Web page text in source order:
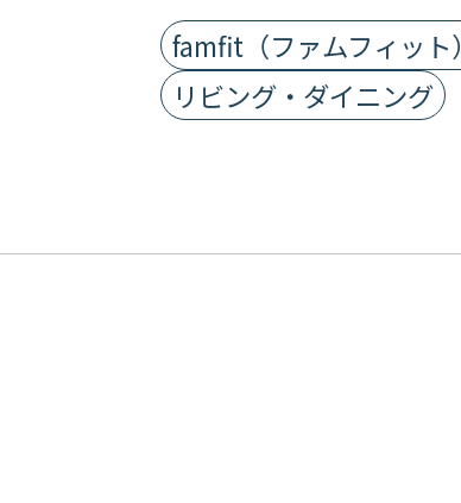
famfit（ファムフィット）
リビング・ダイニング